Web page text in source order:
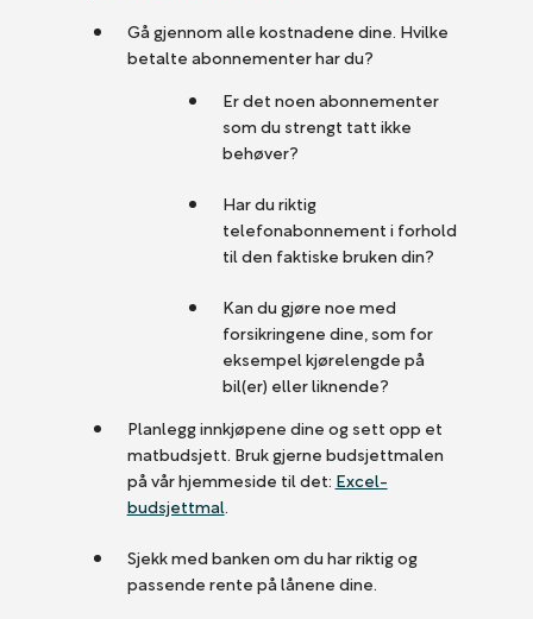
Gå gjennom alle kostnadene dine. Hvilke
betalte abonnementer har du?
Er det noen abonnementer
som du strengt tatt ikke
behøver?
Har du riktig
telefonabonnement i forhold
til den faktiske bruken din?
Kan du gjøre noe med
forsikringene dine, som for
eksempel kjørelengde på
bil(er) eller liknende?
Planlegg innkjøpene dine og sett opp et
matbudsjett. Bruk gjerne budsjettmalen
på vår hjemmeside til det: Excel-
budsjettmal.
Sjekk med banken om du har riktig og
passende rente på lånene dine.